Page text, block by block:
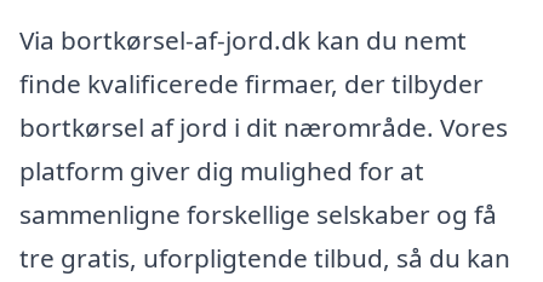
Via bortkørsel-af-jord.dk kan du nemt
finde kvalificerede firmaer, der tilbyder
bortkørsel af jord i dit nærområde. Vores
platform giver dig mulighed for at
sammenligne forskellige selskaber og få
tre gratis, uforpligtende tilbud, så du kan